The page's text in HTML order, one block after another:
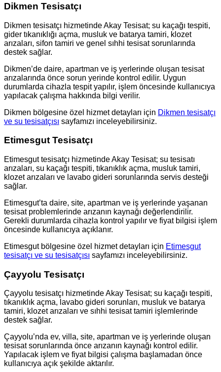
Dikmen Tesisatçı
Dikmen tesisatçı hizmetinde Akay Tesisat; su kaçağı tespiti,
gider tıkanıklığı açma, musluk ve batarya tamiri, klozet
arızaları, sifon tamiri ve genel sıhhi tesisat sorunlarında
destek sağlar.
Dikmen’de daire, apartman ve iş yerlerinde oluşan tesisat
arızalarında önce sorun yerinde kontrol edilir. Uygun
durumlarda cihazla tespit yapılır, işlem öncesinde kullanıcıya
yapılacak çalışma hakkında bilgi verilir.
Dikmen bölgesine özel hizmet detayları için Dikmen tesisatçı
ve su tesisatçısı sayfamızı inceleyebilirsiniz.
Etimesgut Tesisatçı
Etimesgut tesisatçı hizmetinde Akay Tesisat; su tesisatı
arızaları, su kaçağı tespiti, tıkanıklık açma, musluk tamiri,
klozet arızaları ve lavabo gideri sorunlarında servis desteği
sağlar.
Etimesgut’ta daire, site, apartman ve iş yerlerinde yaşanan
tesisat problemlerinde arızanın kaynağı değerlendirilir.
Gerekli durumlarda cihazla kontrol yapılır ve fiyat bilgisi işlem
öncesinde kullanıcıya açıklanır.
Etimesgut bölgesine özel hizmet detayları için Etimesgut
tesisatçı ve su tesisatçısı sayfamızı inceleyebilirsiniz.
Çayyolu Tesisatçı
Çayyolu tesisatçı hizmetinde Akay Tesisat; su kaçağı tespiti,
tıkanıklık açma, lavabo gideri sorunları, musluk ve batarya
tamiri, klozet arızaları ve sıhhi tesisat tamiri işlemlerinde
destek sağlar.
Çayyolu’nda ev, villa, site, apartman ve iş yerlerinde oluşan
tesisat sorunlarında önce arızanın kaynağı kontrol edilir.
Yapılacak işlem ve fiyat bilgisi çalışma başlamadan önce
kullanıcıya açık şekilde aktarılır.